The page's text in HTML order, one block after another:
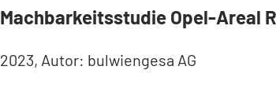
Machbarkeitsstudie Opel-Areal
2023, Autor: bulwiengesa AG